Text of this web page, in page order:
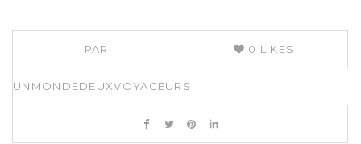
PAR
UNMONDEDEUXVOYAGEURS
0 LIKES